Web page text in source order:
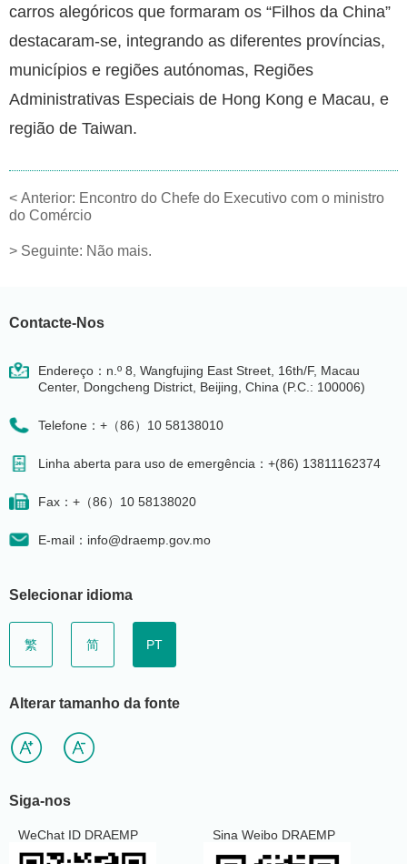
carros alegóricos que formaram os “Filhos da China”
destacaram-se, integrando as diferentes províncias,
municípios e regiões autónomas, Regiões
Administrativas Especiais de Hong Kong e Macau, e
região de Taiwan.
< Anterior: Encontro do Chefe do Executivo com o ministro
do Comércio
> Seguinte: Não mais.
Contacte-Nos
Endereço：n.º 8, Wangfujing East Street, 16th/F, Macau
Center, Dongcheng District, Beijing, China (P.C.: 100006)
Telefone：+（86）10 58138010
Linha aberta para uso de emergência：+(86) 13811162374
Fax：+（86）10 58138020
E-mail：info@draemp.gov.mo
Selecionar idioma
繁 简 PT
Alterar tamanho da fonte
Siga-nos
WeChat ID DRAEMP Sina Weibo DRAEMP